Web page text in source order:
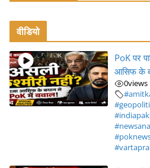
वीडियो
PoK पर
आसिफ के
0views